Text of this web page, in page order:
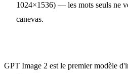
1024×1536) — les mots seuls ne
canevas.
GPT Image 2 est le premier modèle